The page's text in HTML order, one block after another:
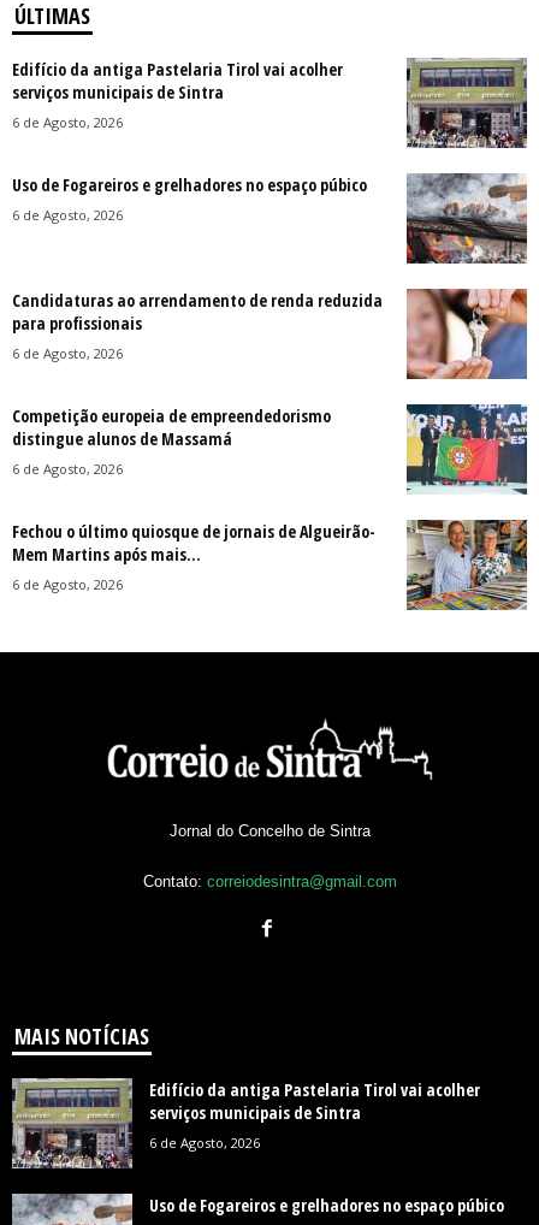
ÚLTIMAS
Edifício da antiga Pastelaria Tirol vai acolher
serviços municipais de Sintra
6 de Agosto, 2026
Uso de Fogareiros e grelhadores no espaço púbico
6 de Agosto, 2026
Candidaturas ao arrendamento de renda reduzida
para profissionais
6 de Agosto, 2026
Competição europeia de empreendedorismo
distingue alunos de Massamá
6 de Agosto, 2026
Fechou o último quiosque de jornais de Algueirão-
Mem Martins após mais...
6 de Agosto, 2026
Jornal do Concelho de Sintra
Contato: correiodesintra@gmail.com
MAIS NOTÍCIAS
Edifício da antiga Pastelaria Tirol vai acolher
serviços municipais de Sintra
6 de Agosto, 2026
Uso de Fogareiros e grelhadores no espaço púbico